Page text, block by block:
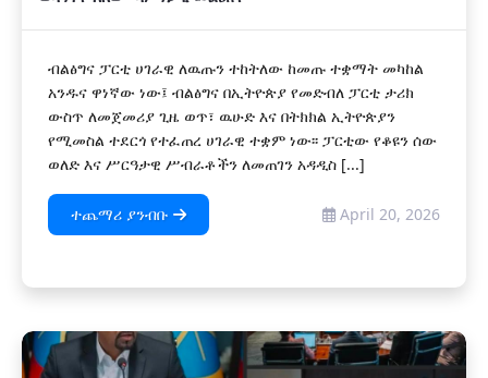
ብልፅግና ፓርቲ ሀገራዊ ለዉጡን ተከትለው ከመጡ ተቋማት መካከል
አንዱና ዋነኛው ነው፤ ብልፅግና በኢትዮጵያ የመድብለ ፓርቲ ታሪክ
ውስጥ ለመጀመሪያ ጊዜ ወጥ፣ ዉሁድ እና በትክክል ኢትዮጵያን
የሚመስል ተደርጎ የተፈጠረ ሀገራዊ ተቋም ነው፡፡ ፓርቲው የቆዩን ሰው
ወለድ እና ሥርዓታዊ ሥብራቶችን ለመጠገን አዳዲስ [...]
ተጨማሪ ያንብቡ April 20, 2026